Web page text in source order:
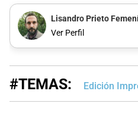
Lisandro Prieto
Ver Perfil
#TEMAS: Edición